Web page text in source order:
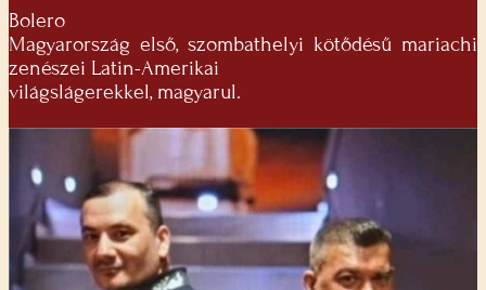
Bolero
Magyarország első, szombathelyi kötődésű mariachi
zenészei Latin-Amerikai
világslágerekkel, magyarul.